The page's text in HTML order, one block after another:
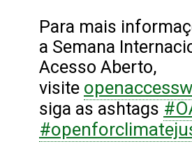
Para mais
a Semana
Acesso Aberto,
visite
siga as ashtags